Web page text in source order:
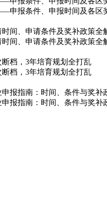
申报条件、申报时间及各区
间、申请条件及奖补政策全
间、申请条件及奖补政策全
档，3年培育规划全打乱
档，3年培育规划全打乱
报指南：时间、条件与奖补
报指南：时间、条件与奖补